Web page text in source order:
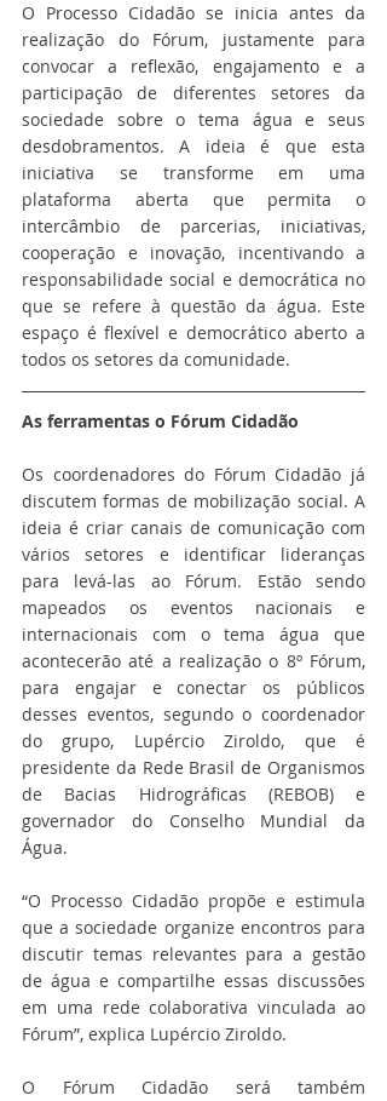
O Processo Cidadão se inicia antes da
realização do Fórum, justamente para
convocar a reflexão, engajamento e a
participação de diferentes setores da
sociedade sobre o tema água e seus
desdobramentos. A ideia é que esta
iniciativa se transforme em uma
plataforma aberta que permita o
intercâmbio de parcerias, iniciativas,
cooperação e inovação, incentivando a
responsabilidade social e democrática no
que se refere à questão da água. Este
espaço é flexível e democrático aberto a
todos os setores da comunidade.
As ferramentas o Fórum Cidadão
Os coordenadores do Fórum Cidadão já
discutem formas de mobilização social. A
ideia é criar canais de comunicação com
vários setores e identificar lideranças
para levá-las ao Fórum. Estão sendo
mapeados os eventos nacionais e
internacionais com o tema água que
acontecerão até a realização o 8º Fórum,
para engajar e conectar os públicos
desses eventos, segundo o coordenador
do grupo, Lupércio Ziroldo, que é
presidente da Rede Brasil de Organismos
de Bacias Hidrográficas (REBOB) e
governador do Conselho Mundial da
Água.
“O Processo Cidadão propõe e estimula
que a sociedade organize encontros para
discutir temas relevantes para a gestão
de água e compartilhe essas discussões
em uma rede colaborativa vinculada ao
Fórum”, explica Lupércio Ziroldo.
O Fórum Cidadão será também